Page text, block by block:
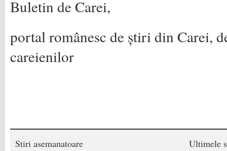
Buletin de Carei,
portal românesc de știri din Carei,
careienilor
Stiri asemanatoare Ultimele